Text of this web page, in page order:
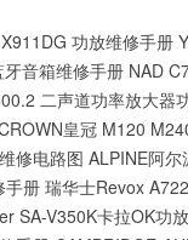
功放维修手册
音箱维修手册 NAD
二声道功率放大器
皇冠 M120
修电路图 ALPINE阿
手册 瑞华士Revox
SA-V350K卡拉OK功